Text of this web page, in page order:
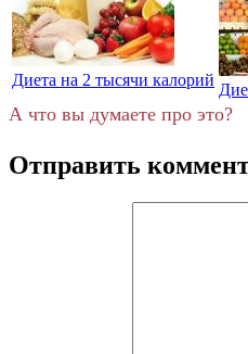
Диета на 2 тысячи калорий
А что вы думаете про это?
Отправить